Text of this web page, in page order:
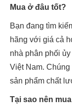
Mua ở đâu tốt?
Bạn đang tìm
hãng với giá cả
nhà phân phối
Việt Nam.
sản phẩm chất
Tại sao nên